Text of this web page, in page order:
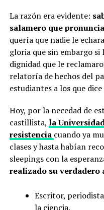
La razón era evidente:
salamero que
quería que nadie le
gloria que sin embargo
dignidad que le
relatoría de hechos del
estudiantes a los que
Hoy, por la necedad de
castillista, la
resistencia cuando ya
clases y hasta habían
sleepings con la
realizado su verdadero
Escritor,
la ciencia.